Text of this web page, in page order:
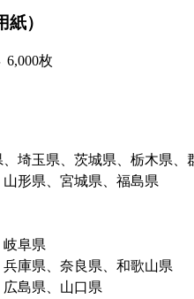
）
枚
埼玉県、茨城県、栃木県、
形県、宮城県、福島県
阜県
庫県、奈良県、和歌山県
島県、山口県